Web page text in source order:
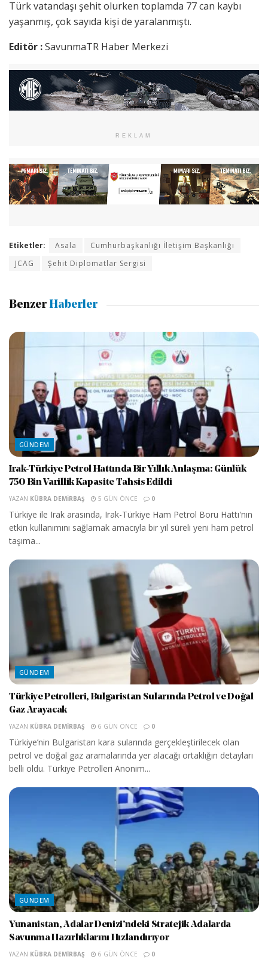
Türk vatandaşı şehit olurken toplamda 77 can kaybı
yaşanmış, çok sayıda kişi de yaralanmıştı.
Editör :SavunmaTR Haber Merkezi
REKLAM
Etiketler: Asala
Cumhurbaşkanlığı İletişim Başkanlığı
JCAG
Şehit Diplomatlar Sergisi
Benzer Haberler
GÜNDEM
Irak-Türkiye Petrol Hattında Bir Yıllık Anlaşma: Günlük
750 Bin Varillik Kapasite Tahsis Edildi
YAZAN KÜBRA DEMIRBAŞ 5 GÜN ÖNCE 0
Türkiye ile Irak arasında, Irak-Türkiye Ham Petrol Boru Hattı'nın
etkin kullanımını sağlamak amacıyla bir yıl süreli yeni ham petrol
taşıma...
GÜNDEM
Türkiye Petrolleri, Bulgaristan Sularında Petrol ve Doğal
Gaz Arayacak
YAZAN KÜBRA DEMIRBAŞ 6 GÜN ÖNCE 0
Türkiye’nin Bulgaristan kara sularında gerçekleştirilecek olan
petrol ve doğal gaz aramalarında yer alacağı ortaklığın detayları
belli oldu. Türkiye Petrolleri Anonim...
GÜNDEM
Yunanistan, Adalar Denizi’ndeki Stratejik Adalarda
Savunma Hazırlıklarını Hızlandırıyor
YAZAN KÜBRA DEMIRBAŞ 6 GÜN ÖNCE 0